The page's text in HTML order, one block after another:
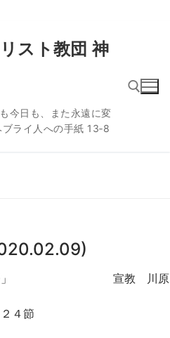
スト教団 神
今日も、また永遠に変
ライ人への手紙 13‐8
の出発」 宣教 川原
４節